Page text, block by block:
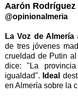
Aarón Rodríguez
@opinionalmeria
La Voz de Almería
de tres jóvenes
crueldad de Putin
dice: "La
igualdad". Ideal
en Almería sobre la